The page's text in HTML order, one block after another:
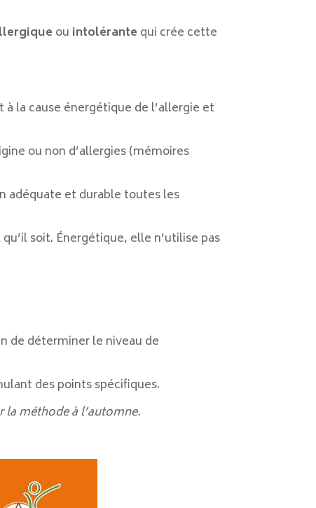
ou intolérante qui crée cette
la cause énergétique de l’allergie et
ou non d’allergies (mémoires
adéquate et durable toutes les
soit. Énergétique, elle n’utilise pas
de déterminer le niveau de
des points spécifiques.
la méthode à l’automne.